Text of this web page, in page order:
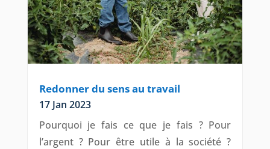
Redonner du sens au travail
17 Jan 2023
Pourquoi je fais ce que je fais ? Pour
l’argent ? Pour être utile à la société ?